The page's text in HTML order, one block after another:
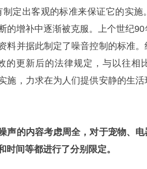
制定出客观的标准来保证它的实
的增补中逐渐被克服。上个世纪
料并据此制定了噪音控制的标准
的更新后的法律规定，与以往相
施，力求在为人们提供安静的生
声的内容考虑周全，对于宠物、电
时间等都进行了分别限定。